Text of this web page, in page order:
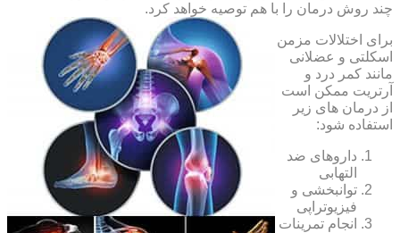
چند روش درمان را با هم توصیه خواهد کرد.
برای اختلالات مزمن
اسکلتی و عضلانی
مانند کمر درد و
آرتریت ممکن است
از درمان های زیر
استفاده شود:
داروهای ضد
التهابی
توانبخشی و
فیزیوتراپی
انجام تمرینات